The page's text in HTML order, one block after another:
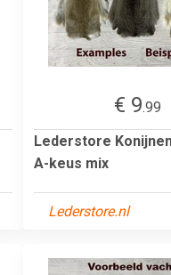
€ 9.99
Lederstore
A-keus mix
Lederstore.nl